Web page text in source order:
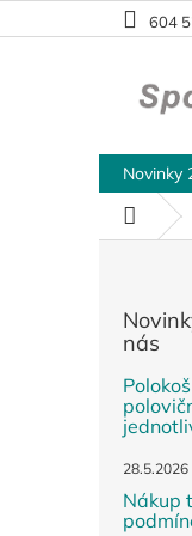
na
604
Novinky
Domů
nás
28.5.2026
Nákup